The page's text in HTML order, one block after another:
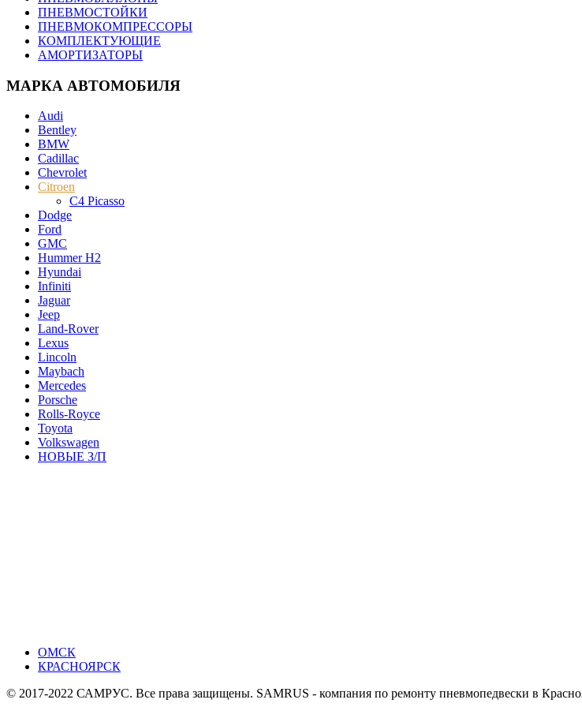
ПНЕВМОСТОЙКИ
ПНЕВМОКОМПРЕССОРЫ
КОМПЛЕКТУЮЩИЕ
АМОРТИЗАТОРЫ
МАРКА АВТОМОБИЛЯ
Audi
Bentley
BMW
Cadillac
Chevrolet
Citroen
C4 Picasso
Dodge
Ford
GMC
Hummer H2
Hyundai
Infiniti
Jaguar
Jeep
Land-Rover
Lexus
Lincoln
Maybach
Mercedes
Porsche
Rolls-Royce
Toyota
Volkswagen
НОВЫЕ З/П
ОМСК
КРАСНОЯРСК
© 2017-2022 САМРУС. Все права защищены. SAMRUS - компания по ремонту пневмопедвески в